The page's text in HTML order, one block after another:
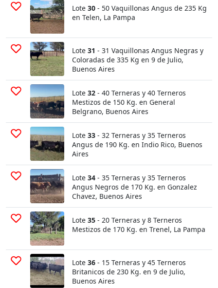
Lote 30 - 50 Vaquillonas Angus de 235 Kg
en Telen, La Pampa
Lote 31 - 31 Vaquillonas Angus Negras y
Coloradas de 335 Kg en 9 de Julio,
Buenos Aires
Lote 32 - 40 Terneras y 40 Terneros
Mestizos de 150 Kg. en General
Belgrano, Buenos Aires
Lote 33 - 32 Terneras y 35 Terneros
Angus de 190 Kg. en Indio Rico, Buenos
Aires
Lote 34 - 35 Terneras y 35 Terneros
Angus Negros de 170 Kg. en Gonzalez
Chavez, Buenos Aires
Lote 35 - 20 Terneras y 8 Terneros
Mestizos de 170 Kg. en Trenel, La Pampa
Lote 36 - 15 Terneras y 45 Terneros
Britanicos de 230 Kg. en 9 de Julio,
Buenos Aires